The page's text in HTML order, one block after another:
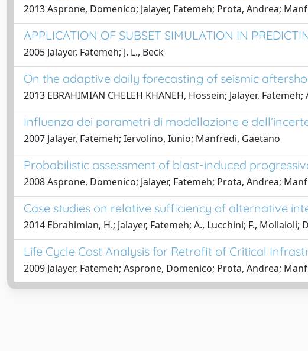
2013 Asprone, Domenico; Jalayer, Fatemeh; Prota, Andrea;
APPLICATION OF SUBSET SIMULATION IN
2005 Jalayer, Fatemeh; J. L., Beck
On the adaptive daily forecasting of seismic
2013 EBRAHIMIAN CHELEH KHANEH, Hossein; Jalayer,
Influenza dei parametri di modellazione e
2007 Jalayer, Fatemeh; Iervolino, Iunio; Manfredi, Gaetano
Probabilistic assessment of blast-induced
2008 Asprone, Domenico; Jalayer, Fatemeh; Prota, Andrea;
Case studies on relative sufficiency of alternative
2014 Ebrahimian, H.; Jalayer, Fatemeh; A., Lucchini; F.,
Life Cycle Cost Analysis for Retrofit of Critical
2009 Jalayer, Fatemeh; Asprone, Domenico; Prota, Andrea;